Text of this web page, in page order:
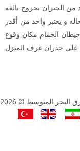
و يعتبر واحد من أقذر
الحمام مكان وقوع